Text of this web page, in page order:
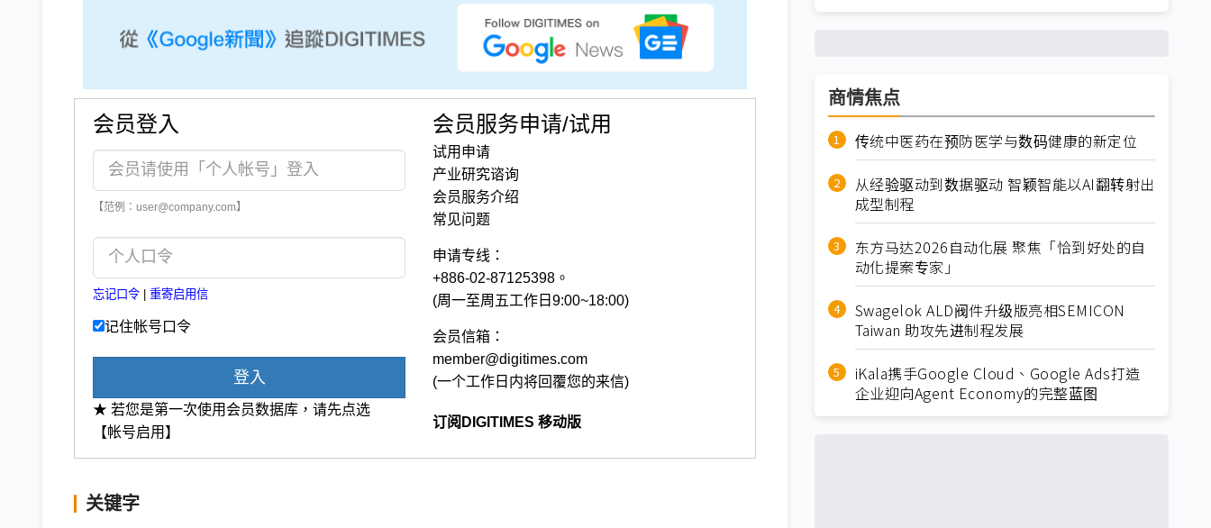
会员登入
【范例：user@company.com】
忘记口令 重寄启用信
记住帐号口令
登入
★ 若您是第一次使用会员数据库，请先点选
【帐号启用】
会员服务申请/试用
试用申请
产业研究谘询
会员服务介绍
常见问题
申请专线：
+886-02-87125398。
(周一至周五工作日9:00~18:00)
会员信箱：
member@digitimes.com
(一个工作日内将回覆您的来信)
订阅DIGITIMES 移动版
关键字
商情焦点
传统中医药在预防医学与数码健康的新定位
从经验驱动到数据驱动 智颖智能以AI翻转射出
成型制程
东方马达2026自动化展 聚焦「恰到好处的自
动化提案专家」
Swagelok ALD阀件升级版亮相SEMICON
Taiwan 助攻先进制程发展
iKala携手Google Cloud、Google Ads打造
企业迎向Agent Economy的完整蓝图